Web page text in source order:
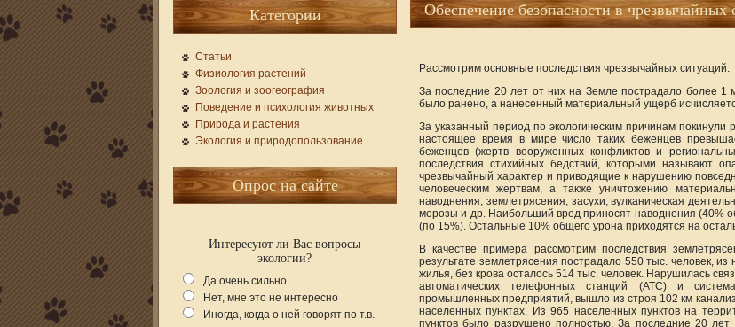
Категории
Статьи
Физиология растений
Зоология и зоогеография
Поведение и психология животных
Природа и растения
Экология и природопользование
Опрос на сайте
Интересуют ли Вас вопросы
экологии?
Да очень сильно
Нет, мне это не интересно
Иногда, когда о ней говорят по т.в.
Обеспечение безопасности в чрезвычайных
Рассмотрим основные последствия чрезвычайных ситуаций.
За последние 20 лет от них на Земле пострадало более 1
было ранено, а нанесенный материальный ущерб
За указанный период по экологическим причинам
настоящее время в мире число таких беженцев
беженцев (жертв вооруженных конфликтов и
последствия стихийных бедствий, которыми называют
чрезвычайный характер и приводящие к нарушению
человеческим жертвам, а также уничтожению
наводнения, землетрясения, засухи, вулканическая
морозы и др. Наибольший вред приносят наводнения (40%
(по 15%). Остальные 10% общего урона приходятся на
В качестве примера рассмотрим последствия
результате землетрясения пострадало 550 тыс. человек,
жилья, без крова осталось 514 тыс. человек. Нарушилась
автоматических телефонных станций (АТС) и
промышленных предприятий, вышло из строя 102 км
населенных пунктах. Из 965 населенных пунктов на
пунктов было разрушено полностью. За последние 20